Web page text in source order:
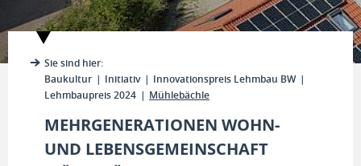
Sie sind hier:
Baukultur
Initiativ
Innovationspreis Lehmbau BW
Lehmbaupreis 2024
Mühlebächle
MEHRGENERATIONEN WOHN-
UND LEBENSGEMEINSCHAFT